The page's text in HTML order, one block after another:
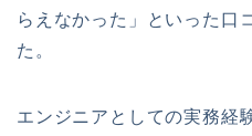
らえなかった」といった口
た。
エンジニアとしての実務経